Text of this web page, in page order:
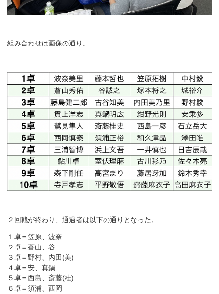
組み合わせは画像の通り。
２回戦が終わり、通過者は以下の通りとなった。
１卓＝笠原、波奈
２卓＝蒼山、谷
３卓＝野村、内田(美)
４卓＝安、真鍋
５卓＝西島、斎藤(桂)
６卓＝須浦、西岡